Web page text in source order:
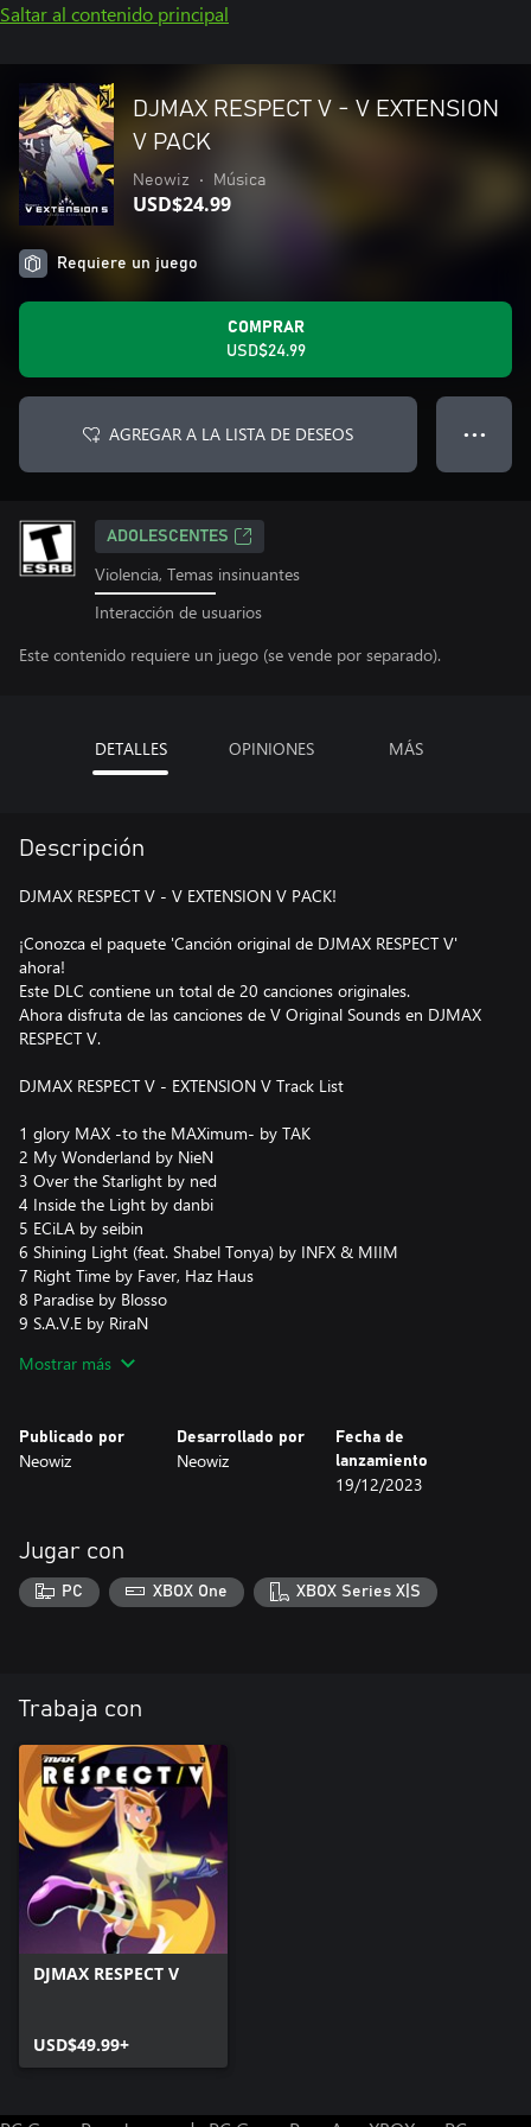
Saltar al contenido principal
DJMAX RESPECT V - V EXTENSION
V PACK
Neowiz • Música
USD$24.99
Requiere un juego
COMPRAR
USD$24.99
AGREGAR A LA LISTA DE DESEOS ● ● ●
ADOLESCENTES
Violencia, Temas insinuantes
Interacción de usuarios
Este contenido requiere un juego (se vende por separado).
DETALLES OPINIONES MÁS
Descripción
DJMAX RESPECT V - V EXTENSION V PACK!
¡Conozca el paquete 'Canción original de DJMAX RESPECT V'
ahora!
Este DLC contiene un total de 20 canciones originales.
Ahora disfruta de las canciones de V Original Sounds en DJMAX
RESPECT V.
DJMAX RESPECT V - EXTENSION V Track List
1 glory MAX -to the MAXimum- by TAK
2 My Wonderland by NieN
3 Over the Starlight by ned
4 Inside the Light by danbi
5 ECiLA by seibin
6 Shining Light (feat. Shabel Tonya) by INFX & MIIM
7 Right Time by Faver, Haz Haus
8 Paradise by Blosso
9 S.A.V.E by RiraN
11 Accelerate by Teminite & Skybreak
14 God Machine by VoidRover
15 Behemoth by Paul Bazooka
19 3:33 by Pierre Blanche
20 Peace Comes At a Price by Pure 100%
Mostrar más
Publicado por
Neowiz
Desarrollado por
Neowiz
Fecha de
lanzamiento
19/12/2023
Jugar con
PC XBOX One XBOX Series X|S
Trabaja con
DJMAX RESPECT V
USD$49.99+